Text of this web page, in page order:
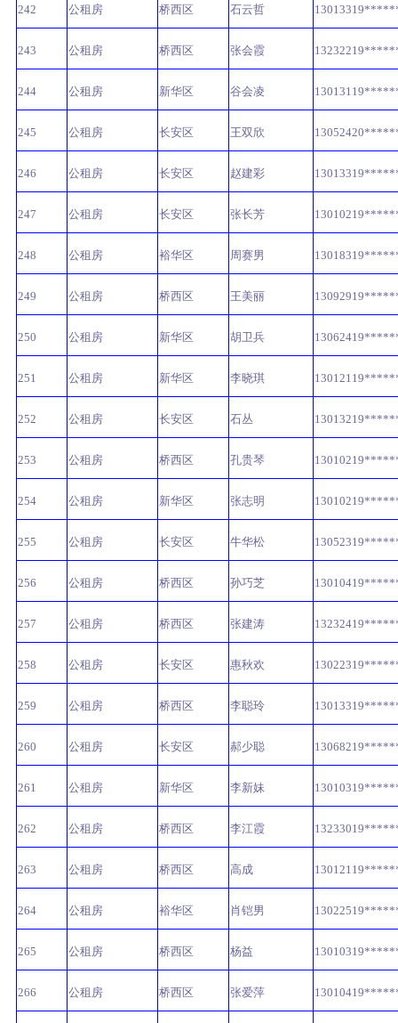
242 公租房 桥西区 石云哲
243 公租房 桥西区 张会霞
244 公租房 新华区 谷会凌
245 公租房 长安区 王双欣
246 公租房 长安区 赵建彩
247 公租房 长安区 张长芳
248 公租房 裕华区 周赛男
249 公租房 桥西区 王美丽
250 公租房 新华区 胡卫兵
251 公租房 新华区 李晓琪
252 公租房 长安区 石丛
253 公租房 桥西区 孔贵琴
254 公租房 新华区 张志明
255 公租房 长安区 牛华松
256 公租房 桥西区 孙巧芝
257 公租房 桥西区 张建涛
258 公租房 长安区 惠秋欢
259 公租房 桥西区 李聪玲
260 公租房 长安区 郝少聪
261 公租房 新华区 李新妹
262 公租房 桥西区 李江霞
263 公租房 桥西区 高成
264 公租房 裕华区 肖铠男
265 公租房 桥西区 杨益
266 公租房 桥西区 张爱萍